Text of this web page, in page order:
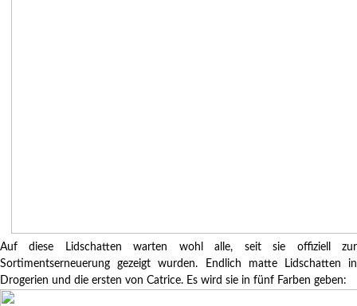
Auf diese Lidschatten warten wohl alle, seit sie offiziell zur
Sortimentserneuerung gezeigt wurden. Endlich matte Lidschatten in
Drogerien und die ersten von Catrice. Es wird sie in fünf Farben geben: